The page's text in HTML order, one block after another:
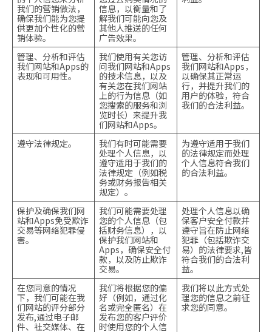
我们的营销做法，
确保我们能为您提
供更加个性化的营
销体验。
信息，以衡量和了
解我们可能向您及
其他人推送的任何
广告效果。
管理、分析和评估
我们网站和Apps的
表现和可用性。
我们使用有关您访
问我们网站和Apps
的技术信息，以及
有关您在我们网站
上的行为信息（如
您搜索的服务和浏
览时长）来提升我
们网站和Apps。
管理、分析和评估
我们网站和Apps，
以确保其正常运
行，并提升我们的
用户的体验，符合
我们的合法利益。
遵守法律规定。
我们有时可能需要
处理个人信息，以
遵守适用于我们的
法律规定（例如税
务或财务报告相关
规定）。
为遵守适用于我们
的法律规定而处理
个人信息符合我们
的合法利益。
保护及确保我们网
站和Apps免受欺诈
交易等网络犯罪侵
害。
我们可能需要处理
您的个人信息（包
括财务信息），以
保护我们网站和
Apps，确保安全付
款，以及防止欺诈
交易。
处理个人信息以确
保客户安全付款并
遵守旨在防止网络
犯罪（包括欺诈交
易）的法律要求,皆
符合我们的合法利
益。
在您同意的情况
下，我们可能在我
们网站的评分部分
发布,通过电子邮
件、社交媒体、在
我们将根据您的偏
好（例如，通过化
名或完全匿名）在
发布您的客户评价
时使用您的个人信
我们将以此方式处
理您的信息之前征
求您的同意。